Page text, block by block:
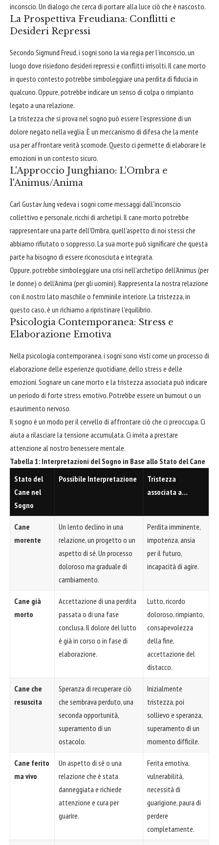
inconscio. Un dialogo che cerca di portare alla luce ciò che è nascosto.
La Prospettiva Freudiana: Conflitti e
Desideri Repressi
Secondo Sigmund Freud, i sogni sono la via regia per l'inconscio, un
luogo dove risiedono desideri repressi e conflitti irrisolti. Il cane morto
in questo contesto potrebbe simboleggiare una perdita di fiducia in
qualcuno. Oppure, potrebbe indicare un senso di colpa o rimpianto
legato a una relazione.
La tristezza che si prova nel sogno può essere l'espressione di un
dolore negato nella veglia. È un meccanismo di difesa che la mente
usa per affrontare verità scomode. Questo ci permette di elaborare le
emozioni in un contesto sicuro.
L'Approccio Junghiano: L'Ombra e
l'Animus/Anima
Carl Gustav Jung vedeva i sogni come messaggi dall'inconscio
collettivo e personale, ricchi di archetipi. Il cane morto potrebbe
rappresentare una parte dell'Ombra, quell'aspetto di noi stessi che
abbiamo rifiutato o soppresso. La sua morte può significare che questa
parte ha bisogno di essere riconosciuta e integrata.
Oppure, potrebbe simboleggiare una crisi nell'archetipo dell'Animus (per
le donne) o dell'Anima (per gli uomini). Rappresenta la nostra relazione
con il nostro lato maschile o femminile interiore. La tristezza, in
questo caso, è un richiamo a ripristinare l'equilibrio.
Psicologia Contemporanea: Stress e
Elaborazione Emotiva
Nella psicologia contemporanea, i sogni sono visti come un processo di
elaborazione delle esperienze quotidiane, dello stress e delle
emozioni. Sognare un cane morto e la tristezza associata può indicare
un periodo di forte stress emotivo. Potrebbe essere un burnout o un
esaurimento nervoso.
Il sogno è un modo per il cervello di affrontare ciò che ci preoccupa. Ci
aiuta a rilasciare la tensione accumulata. Ci invita a prestare
attenzione al nostro benessere mentale.
Tabella 1: Interpretazioni del Sogno in Base allo Stato del Cane
Stato del
Cane nel
Sogno
Possibile Interpretazione
Tristezza
associata a…
Cane
morente
Un lento declino in una
relazione, un progetto o un
aspetto di sé. Un processo
doloroso ma graduale di
cambiamento.
Perdita imminente,
impotenza, ansia
per il futuro,
incapacità di agire.
Cane già
morto
Accettazione di una perdita
passata o di una fase
conclusa. Il dolore del lutto
è già in corso o in fase di
elaborazione.
Lutto, ricordo
doloroso, rimpianto,
consapevolezza
della fine,
accettazione del
distacco.
Cane che
resuscita
Speranza di recuperare ciò
che sembrava perduto, una
seconda opportunità,
superamento di un
ostacolo.
Inizialmente
tristezza, poi
sollievo e speranza,
superamento di un
momento difficile.
Cane ferito
ma vivo
Un aspetto di sé o una
relazione che è stata
danneggiata e richiede
attenzione e cura per
guarire.
Ferita emotiva,
vulnerabilità,
necessità di
guarigione, paura di
perdere
completamente.